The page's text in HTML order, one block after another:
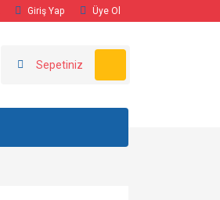
Giriş Yap Üye Ol
Sepetiniz